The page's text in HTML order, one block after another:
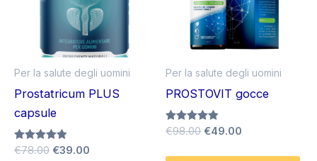
Per la salute degli uomini
Prostatricum PLUS
capsule
Valutato
€78.00 Il
€39.00
Per la salute degli uomini
PROSTOVIT gocce
Valutato
€98.00 Il
originale
€49.00
attuale